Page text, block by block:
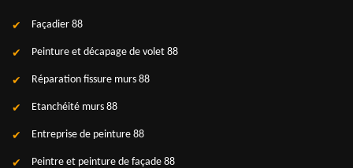
Façadier 88
Peinture et décapage de volet 88
Réparation fissure murs 88
Etanchéité murs 88
Entreprise de peinture 88
Peintre et peinture de façade 88